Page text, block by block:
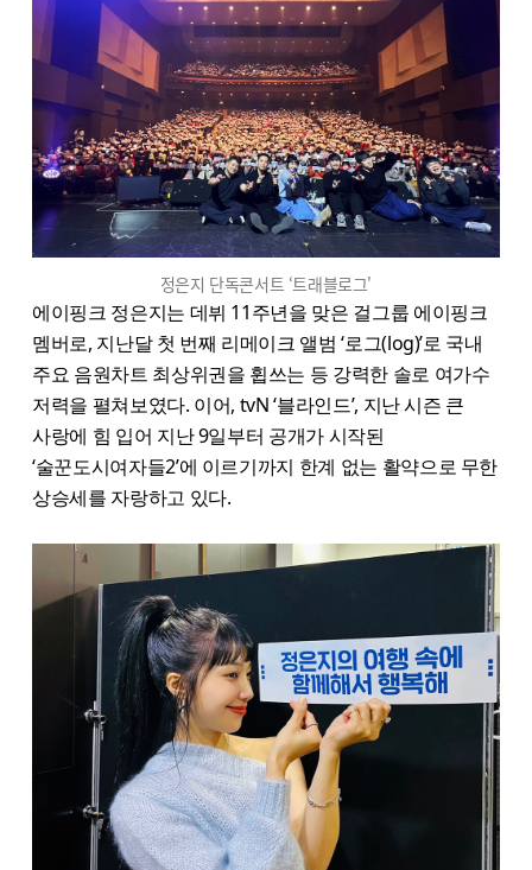
정은지 단독콘서트 ‘트래블로그'
에이핑크 정은지는 데뷔 11주년을 맞은 걸그룹 에이핑크
멤버로, 지난달 첫 번째 리메이크 앨범 ‘로그(log)’로 국내
주요 음원차트 최상위권을 휩쓰는 등 강력한 솔로 여가수
저력을 펼쳐보였다. 이어, tvN ‘블라인드’, 지난 시즌 큰
사랑에 힘 입어 지난 9일부터 공개가 시작된
‘술꾼도시여자들2’에 이르기까지 한계 없는 활약으로 무한
상승세를 자랑하고 있다.